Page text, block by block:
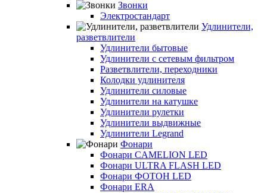
Звонки
Электростандарт
Удлинители,
разветвлители
Удлинители бытовые
Удлинители с сетевым фильтром
Разветвлители, переходники
Колодки удлинителя
Удлинители силовые
Удлинители на катушке
Удлинители рулетки
Удлинители выдвижные
Удлинители Legrand
Фонари
Фонари CAMELION LED
Фонари ULTRA FLASH LED
Фонари ФОТОН LED
Фонари ERA